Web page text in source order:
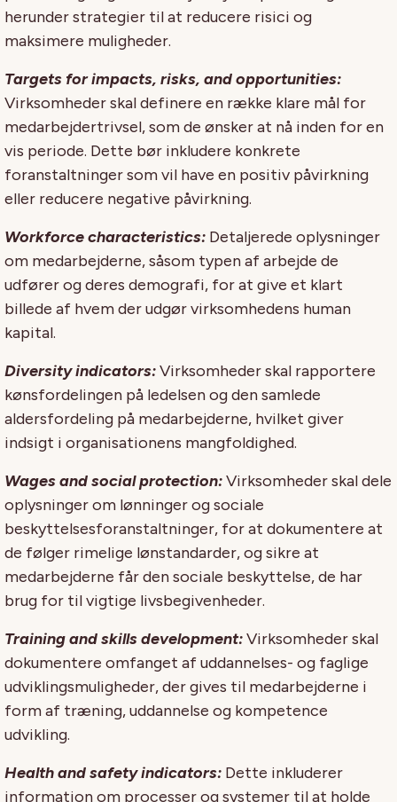
herunder strategier til at reducere risici og
maksimere muligheder.
Targets for impacts, risks, and opportunities:
Virksomheder skal definere en række klare mål for
medarbejdertrivsel, som de ønsker at nå inden for en
vis periode. Dette bør inkludere konkrete
foranstaltninger som vil have en positiv påvirkning
eller reducere negative påvirkning.
Workforce characteristics: Detaljerede oplysninger
om medarbejderne, såsom typen af arbejde de
udfører og deres demografi, for at give et klart
billede af hvem der udgør virksomhedens human
kapital.
Diversity indicators:Virksomheder skal rapportere
kønsfordelingen på ledelsen og den samlede
aldersfordeling på medarbejderne, hvilket giver
indsigt i organisationens mangfoldighed.
Wages and social protection:Virksomheder skal dele
oplysninger om lønninger og sociale
beskyttelsesforanstaltninger, for at dokumentere at
de følger rimelige lønstandarder, og sikre at
medarbejderne får den sociale beskyttelse, de har
brug for til vigtige livsbegivenheder.
Training and skills development:Virksomheder skal
dokumentere omfanget af uddannelses- og faglige
udviklingsmuligheder, der gives til medarbejderne i
form af træning, uddannelse og kompetence
udvikling.
Health and safety indicators: Dette inkluderer
information om processer og systemer til at holde